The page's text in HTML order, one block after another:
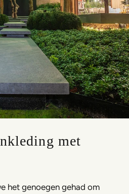
met
het genoegen gehad om